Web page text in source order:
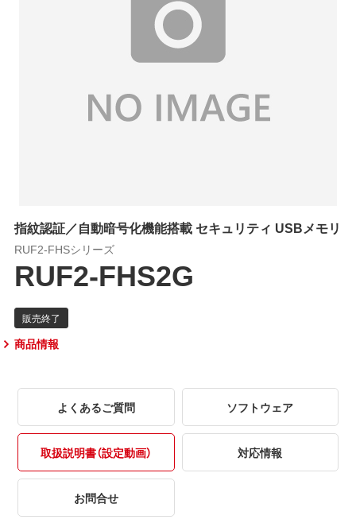
指紋認証／自動暗号化機能搭載 セキュリティ USBメモリ
RUF2-FHSシリーズ
RUF2-FHS2G
商品情報
よくあるご質問 ソフトウェア
取扱説明書（設定動画） 対応情報
お問合せ